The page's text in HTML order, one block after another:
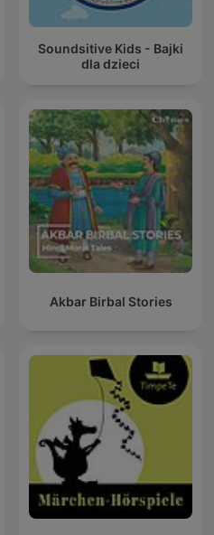
Soundsitive Kids - Bajki
dla dzieci
Akbar Birbal Stories